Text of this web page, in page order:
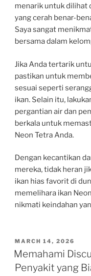
menarik untuk dilihat
yang cerah benar-
Saya sangat
bersama dalam
Jika Anda tertarik
pastikan untuk
sesuai seperti
ikan. Selain itu,
pergantian air dan
berkala untuk
Neon Tetra Anda.
Dengan kecantikan
mereka, tidak heran
ikan hias favorit di
memelihara ikan
nikmati keindahan
POSTED
ON
MARCH 14, 2026
Memahami
Penyakit yang